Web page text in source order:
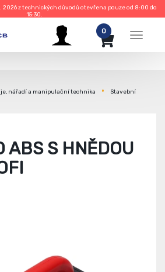
2026 z technických důvodů otevřena pouze od 8:00 do
15:30.
Menu
0
nářadí a manipulační technika Stavební
ABS S HNĚDOU